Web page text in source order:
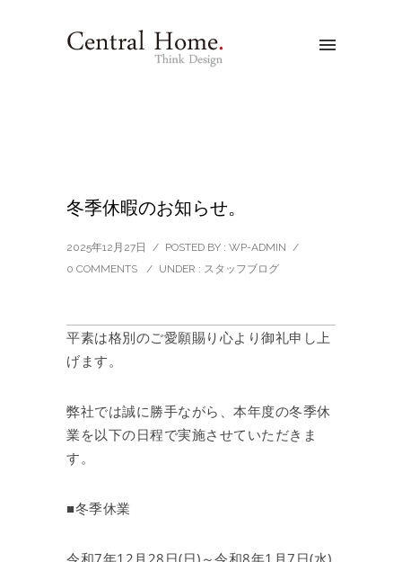
冬季休暇のお知らせ。
2025年12月27日 / POSTED BY : WP-ADMIN /
0 COMMENTS
/ UNDER : スタッフブログ
平素は格別のご愛願賜り心より御礼申し上
げます。
弊社では誠に勝手ながら、本年度の冬季休
業を以下の日程で実施させていただきま
す。
■冬季休業
令和7年12月28日(日)～令和8年1月7日(水)